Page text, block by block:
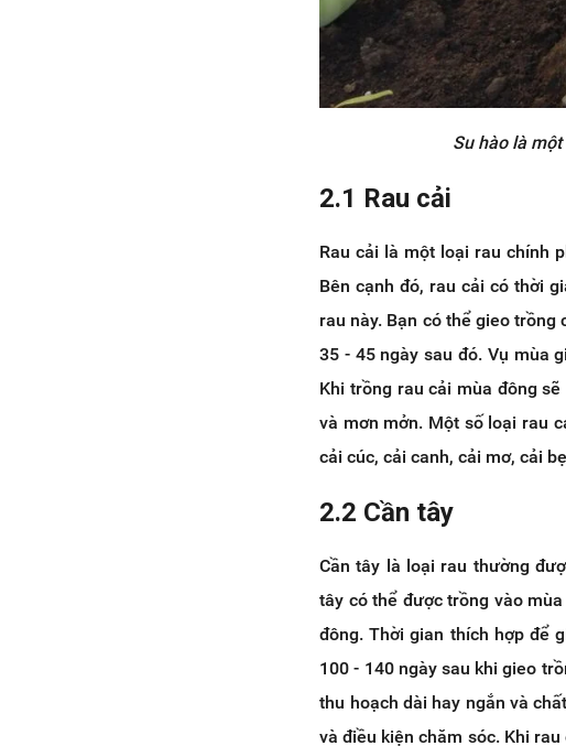
Su hào là
2.1 Rau cải
Rau cải là một loại rau chính
Bên cạnh đó, rau cải có thời
rau này. Bạn có thể gieo trồng
35 - 45 ngày sau đó. Vụ mùa
Khi trồng rau cải mùa đông
và mơn mởn. Một số loại rau
cải cúc, cải canh, cải mơ, cải
2.2 Cần tây
Cần tây là loại rau thường
tây có thể được trồng vào
đông. Thời gian thích hợp để
100 - 140 ngày sau khi gieo
thu hoạch dài hay ngắn và
và điều kiện chăm sóc. Khi